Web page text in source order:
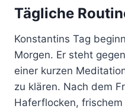
Tägliche
Konstantins Tag
Morgen. Er steht
einer kurzen
zu klären. Nach dem
Haferflocken,